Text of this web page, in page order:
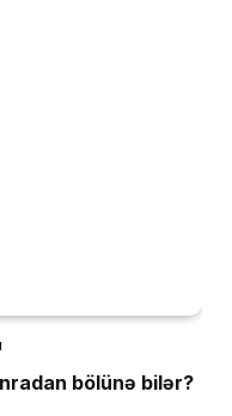
bölünə bilər?